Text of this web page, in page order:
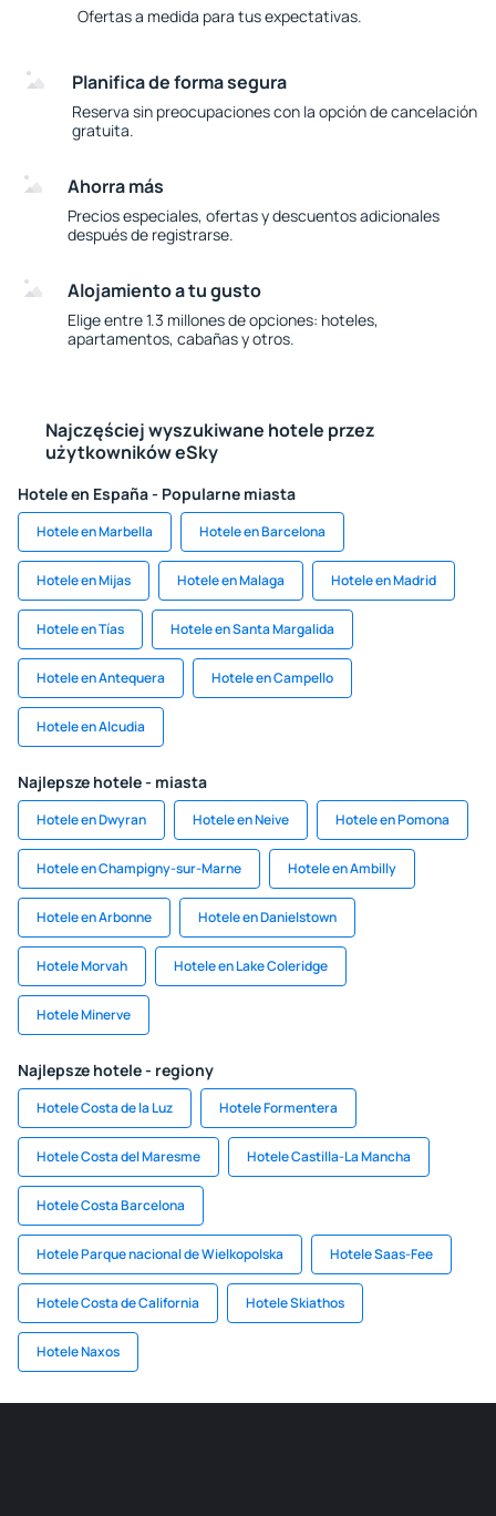
Ofertas a medida para tus expectativas.
Planifica de forma segura
Reserva sin preocupaciones con la opción de cancelación
gratuita.
Ahorra más
Precios especiales, ofertas y descuentos adicionales
después de registrarse.
Alojamiento a tu gusto
Elige entre 1.3 millones de opciones: hoteles,
apartamentos, cabañas y otros.
Najczęściej wyszukiwane hotele przez
użytkowników eSky
Hotele en España - Popularne miasta
Hotele en Marbella Hotele en Barcelona
Hotele en Mijas Hotele en Malaga Hotele en Madrid
Hotele en Tías Hotele en Santa Margalida
Hotele en Antequera Hotele en Campello
Hotele en Alcudia
Najlepsze hotele - miasta
Hotele en Dwyran Hotele en Neive Hotele en Pomona
Hotele en Champigny-sur-Marne Hotele en Ambilly
Hotele en Arbonne Hotele en Danielstown
Hotele Morvah Hotele en Lake Coleridge
Hotele Minerve
Najlepsze hotele - regiony
Hotele Costa de la Luz Hotele Formentera
Hotele Costa del Maresme Hotele Castilla-La Mancha
Hotele Costa Barcelona
Hotele Parque nacional de Wielkopolska Hotele Saas-Fee
Hotele Costa de California Hotele Skiathos
Hotele Naxos